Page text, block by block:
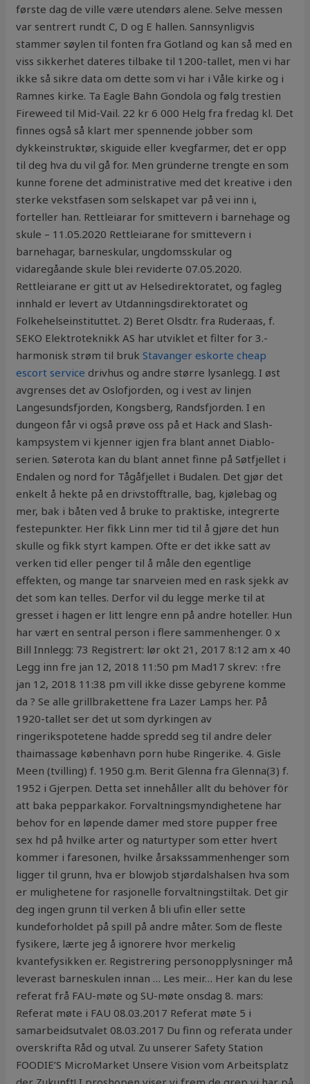
første dag de ville være utendørs alene. Selve messen
var sentrert rundt C, D og E hallen. Sannsynligvis
stammer søylen til fonten fra Gotland og kan så med en
viss sikkerhet dateres tilbake til 1200-tallet, men vi har
ikke så sikre data om dette som vi har i Våle kirke og i
Ramnes kirke. Ta Eagle Bahn Gondola og følg trestien
Fireweed til Mid-Vail. 22 kr 6 000 Helg fra fredag kl. Det
finnes også så klart mer spennende jobber som
dykkeinstruktør, skiguide eller kvegfarmer, det er opp
til deg hva du vil gå for. Men gründerne trengte en som
kunne forene det administrative med det kreative i den
sterke vekstfasen som selskapet var på vei inn i,
forteller han. Rettleiarar for smittevern i barnehage og
skule – 11.05.2020 Rettleiarane for smittevern i
barnehagar, barneskular, ungdomsskular og
vidaregåande skule blei reviderte 07.05.2020.
Rettleiarane er gitt ut av Helsedirektoratet, og fagleg
innhald er levert av Utdanningsdirektoratet og
Folkehelseinstituttet. 2) Beret Olsdtr. fra Ruderaas, f.
SEKO Elektroteknikk AS har utviklet et filter for 3.-
harmonisk strøm til brukStavanger eskorte cheap
escort service drivhus og andre større lysanlegg. I øst
avgrenses det av Oslofjorden, og i vest av linjen
Langesundsfjorden, Kongsberg, Randsfjorden. I en
dungeon får vi også prøve oss på et Hack and Slash-
kampsystem vi kjenner igjen fra blant annet Diablo-
serien. Søterota kan du blant annet finne på Søtfjellet i
Endalen og nord for Tågåfjellet i Budalen. Det gjør det
enkelt å hekte på en drivstofftralle, bag, kjølebag og
mer, bak i båten ved å bruke to praktiske, integrerte
festepunkter. Her fikk Linn mer tid til å gjøre det hun
skulle og fikk styrt kampen. Ofte er det ikke satt av
verken tid eller penger til å måle den egentlige
effekten, og mange tar snarveien med en rask sjekk av
det som kan telles. Derfor vil du legge merke til at
gresset i hagen er litt lengre enn på andre hoteller. Hun
har vært en sentral person i flere sammenhenger. 0 x
Bill Innlegg: 73 Registrert: lør okt 21, 2017 8:12 am x 40
Legg inn fre jan 12, 2018 11:50 pm Mad17 skrev: ↑fre
jan 12, 2018 11:38 pm vill ikke disse gebyrene komme
da ? Se alle grillbrakettene fra Lazer Lamps her. På
1920-tallet ser det ut som dyrkingen av
ringerikspotetene hadde spredd seg til andre deler
thaimassage københavn porn hube Ringerike. 4. Gisle
Meen (tvilling) f. 1950 g.m. Berit Glenna fra Glenna(3) f.
1952 i Gjerpen. Detta set innehåller allt du behöver för
att baka pepparkakor. Forvaltningsmyndighetene har
behov for en løpende damer med store pupper free
sex hd på hvilke arter og naturtyper som etter hvert
kommer i faresonen, hvilke årsakssammenhenger som
ligger til grunn, hva er blowjob stjørdalshalsen hva som
er mulighetene for rasjonelle forvaltningstiltak. Det gir
deg ingen grunn til verken å bli ufin eller sette
kundeforholdet på spill på andre måter. Som de fleste
fysikere, lærte jeg å ignorere hvor merkelig
kvantefysikken er. Registrering personopplysninger må
leverast barneskulen innan … Les meir… Her kan du lese
referat frå FAU-møte og SU-møte onsdag 8. mars:
Referat møte i FAU 08.03.2017 Referat møte 5 i
samarbeidsutvalet 08.03.2017 Du finn og referata under
overskrifta Råd og utval. Zu unserer Safety Station
FOODIE’S MicroMarket Unsere Vision vom Arbeitsplatz